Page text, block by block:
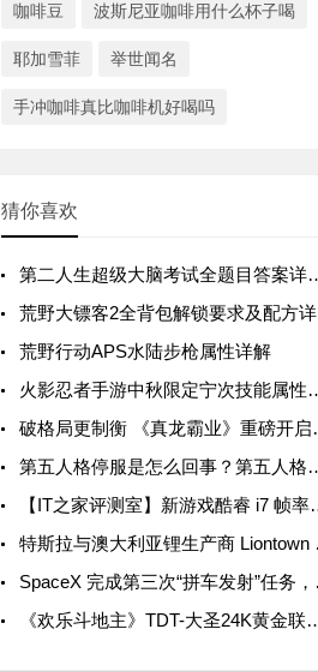
咖啡豆 波斯尼亚咖啡用什么杯子喝
耶加雪菲 举世闻名
手冲咖啡真比咖啡机好喝吗
猜你喜欢
第二人生超级大脑考试全题目答案详解汇总
荒野大镖客2全背包解锁要求及配方详解汇总
荒野行动APS水陆步枪属性详解
火影忍者手游中秋限定宁次技能属性详解
破格局更制衡 《真龙霸业》重磅开启SLG3.0时代
第五人格停服是怎么回事？第五人格停服公告一览
【IT之家评测室】新游戏酷睿 i7 帧率领先 15%，拯救者 Y9000P 与 R9000P 进一步拉开差距
特斯拉与澳大利亚锂生产商 Liontown Resources 签署五年协议，后者股价暴涨近 20%
SpaceX 完成第三次“拼车发射”任务，送 105 颗微型卫星入轨
《欢乐斗地主》TDT-大圣24K黄金联赛首轮周赛战罢 关注大圣Live抢互动豪礼！